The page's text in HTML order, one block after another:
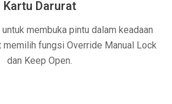
Kartu Darurat
membuka pintu dalam keadaan
memilih fungsi Override Manual Lock
dan Keep Open.